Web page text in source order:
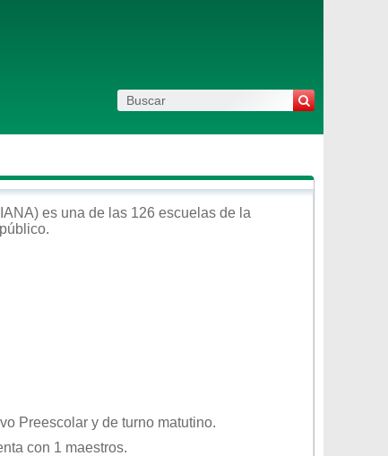
es una de las 126 escuelas de la
público.
Preescolar y de turno matutino.
con 1 maestros.